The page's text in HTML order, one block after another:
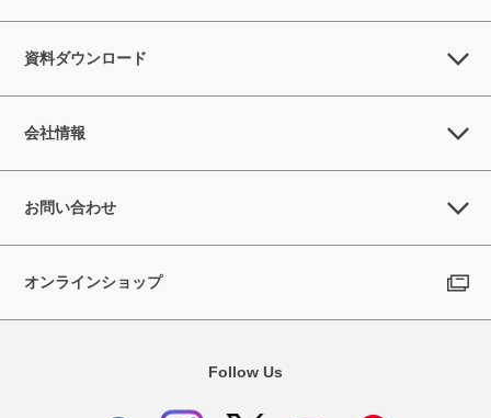
資料ダウンロード
会社情報
お問い合わせ
オンラインショップ
Follow Us